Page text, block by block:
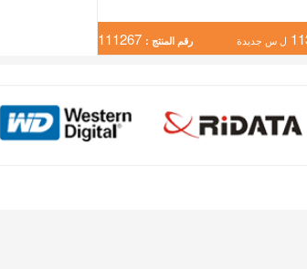
ل س جديدة رقم المنتج :